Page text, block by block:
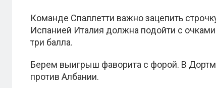
Команде Спаллетти важно зацепить
Испанией Италия должна подойти с
три балла.
Берем выигрыш фаворита с форой. В
против Албании.